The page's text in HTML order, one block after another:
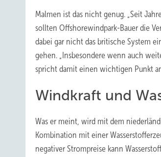
Malmen ist das nicht genug. „Seit
sollten Offshorewindpark-Bauer die
dabei gar nicht das britische System
gehen. „Insbesondere wenn auch
spricht damit einen wichtigen Punkt
Windkraft und
Was er meint, wird mit dem
Kombination mit einer
negativer Strompreise kann